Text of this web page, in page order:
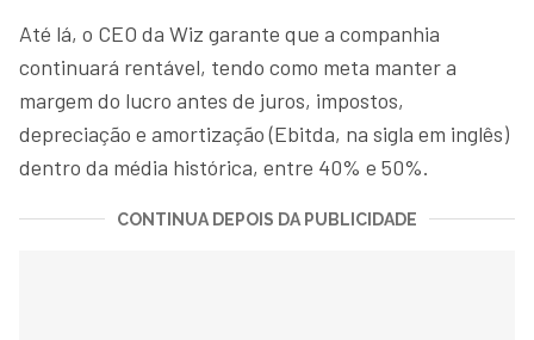
Até lá, o CEO da Wiz garante que a companhia
continuará rentável, tendo como meta manter a
margem do lucro antes de juros, impostos,
depreciação e amortização (Ebitda, na sigla em inglês)
dentro da média histórica, entre 40% e 50%.
CONTINUA DEPOIS DA PUBLICIDADE